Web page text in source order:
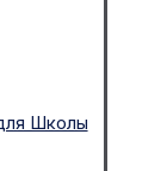
Школы